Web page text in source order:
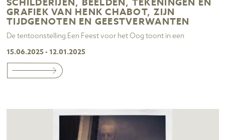
GRAFIEK VAN HENK CHABOT, ZIJN
TIJDGENOTEN EN GEESTVERWANTEN
De tentoonstelling Een Feest voor het Oog toont in een
15.06.2025 - 12.01.2025